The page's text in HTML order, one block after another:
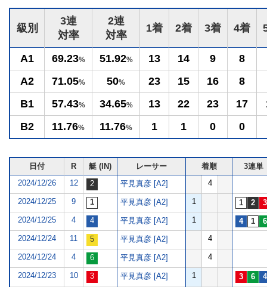
級別
3連
対率
2連
対率
1着 2着 3着 4着
A1 69.23% 51.92% 13 14 9
8
A2
71.05% 50% 23 15 16
8
B1
57.43% 34.65% 13 22 23 17
B2
11.76% 11.76% 1 1 0 0
日付 R 艇 (IN) レーサー 着順
3連単
2024/12/26
12 平見真彦 [A2] 4
2024/12/25 9 平見真彦 [A2] 1
2024/12/25 4 平見真彦 [A2] 1
2024/12/24 11 平見真彦 [A2] 4
2024/12/24 4 平見真彦 [A2] 4
2024/12/23 10 平見真彦 [A2] 1